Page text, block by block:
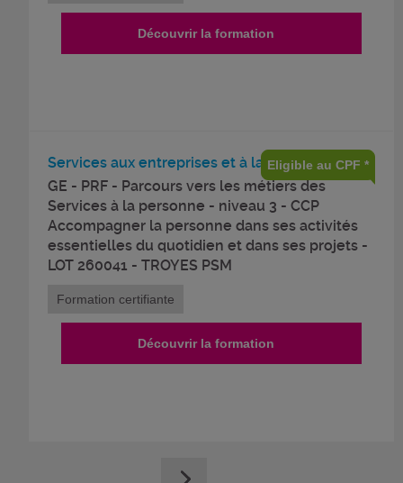
Découvrir la formation
Services aux entreprises et à la personne
GE - PRF - Parcours vers les métiers des
Services à la personne - niveau 3 - CCP
Accompagner la personne dans ses activités
essentielles du quotidien et dans ses projets -
LOT 260041 - TROYES PSM
Eligible au CPF *
Formation certifiante
Découvrir la formation